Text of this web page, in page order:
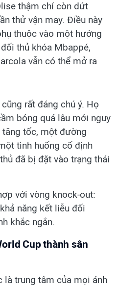
thậm chí còn dứt
thử vận may. Điều này
thuộc vào một hướng
thủ khóa Mbappé,
vẫn có thể mở ra
rất đáng chú ý. Họ
bóng quá lâu mới nguy
tốc, một đường
tình huống cố định
đã bị đặt vào trạng thái
với vòng knock-out:
năng kết liễu đối
khắc ngắn.
Cup thành sân
là trung tâm của mọi ánh